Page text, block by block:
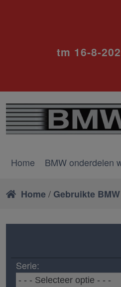
tm 16-8-
Home BMW onderdelen
Home/ Gebruikte
Serie: